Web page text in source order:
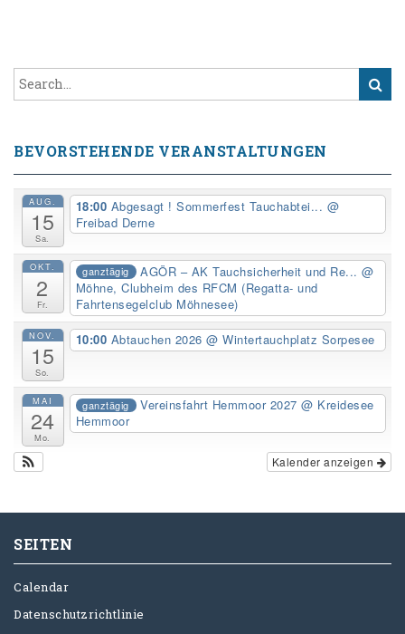
BEVORSTEHENDE VERANSTALTUNGEN
AUG.
15
Sa.
18:00 Abgesagt ! Sommerfest Tauchabtei... @
Freibad Derne
OKT.
2
Fr.
ganztägig AGÖR – AK Tauchsicherheit und Re...@
Möhne, Clubheim des RFCM (Regatta- und
Fahrtensegelclub Möhnesee)
NOV.
15
So.
10:00 Abtauchen 2026@ Wintertauchplatz Sorpesee
MAI
24
Mo.
ganztägig Vereinsfahrt Hemmoor 2027@ Kreidesee
Hemmoor
Kalender anzeigen
SEITEN
Calendar
Datenschutzrichtlinie